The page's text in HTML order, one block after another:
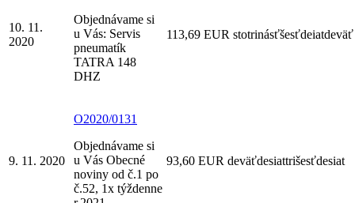
10. 11.
2020
Objednávame si
u Vás: Servis
pneumatík
TATRA 148
DHZ
113,69 EUR stotrinásťšesťdeiatdeväť
9. 11. 2020
O2020/0131
Objednávame si
u Vás Obecné
noviny od č.1 po
č.52, 1x týždenne
93,60 EUR deväťdesiattrišesťdesiat